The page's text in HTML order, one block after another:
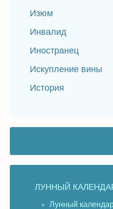
Изюм
Инвалид
Иностранец
Искупление вины
История
ЛУННЫЙ
Лунный